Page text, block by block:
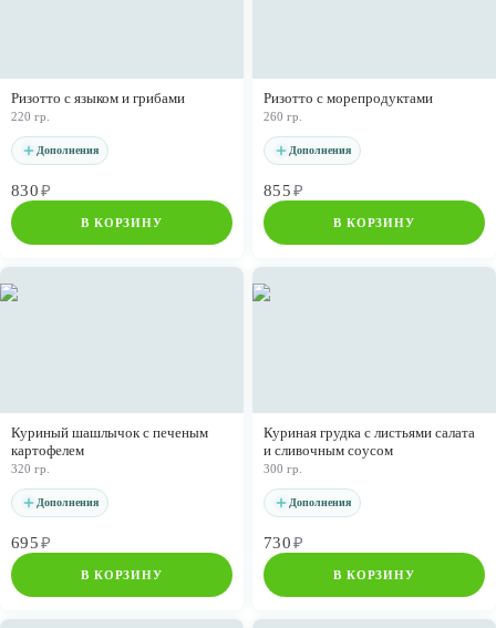
Ризотто с языком и грибами
220 гр.
Дополнения
830 ₽
В КОРЗИНУ
Ризотто с морепродуктами
260 гр.
Дополнения
855 ₽
В КОРЗИНУ
Куриный шашлычок с печеным
картофелем
320 гр.
Дополнения
695 ₽
В КОРЗИНУ
Куриная грудка с листьями салата
и сливочным соусом
300 гр.
Дополнения
730 ₽
В КОРЗИНУ